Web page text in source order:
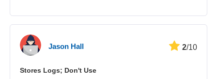
Jason Hall 2/10
Stores Logs; Don't Use